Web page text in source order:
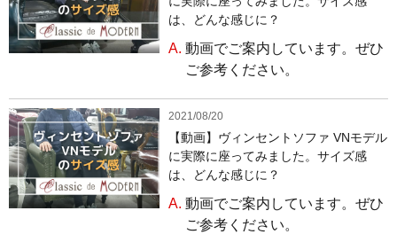
は、どんな感じに？
A. 動画でご案内しています。ぜひ
ご参考ください。
2021/08/20
【動画】ヴィンセントソファ VNモデル
に実際に座ってみました。サイズ感
は、どんな感じに？
A. 動画でご案内しています。ぜひ
ご参考ください。